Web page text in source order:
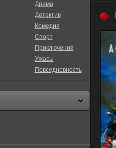
Драма
Детектив
Комедия
Спорт
Приключения
Ужасы
Повседневность